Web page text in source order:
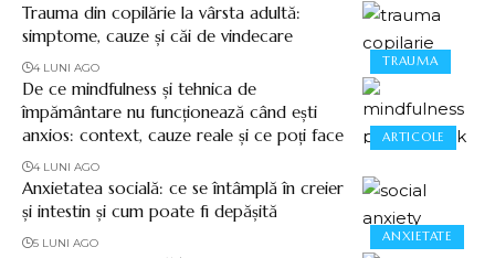
TRAUMA
Trauma din copilărie la vârsta adultă:
simptome, cauze și căi de vindecare
4 LUNI AGO
ARTICOLE
De ce mindfulness și tehnica de
împământare nu funcționează când ești
anxios: context, cauze reale și ce poți face
4 LUNI AGO
ANXIETATE
Anxietatea socială: ce se întâmplă în creier
și intestin și cum poate fi depășită
5 LUNI AGO